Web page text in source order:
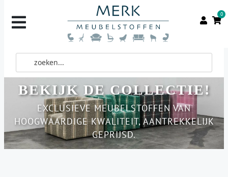
0
BEKIJK DE COLLECTIE!
EXCLUSIEVE MEUBELSTOFFEN VAN
HOOGWAARDIGE KWALITEIT, AANTREKKELIJK
GEPRIJSD.